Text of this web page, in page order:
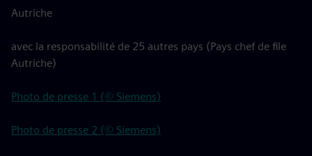
Autriche
avec la responsabilité de 25 autres pays (Pays chef de file
Autriche)
Photo de presse 1 (© Siemens)
Photo de presse 2 (© Siemens)